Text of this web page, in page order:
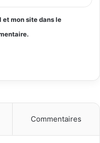
et mon site dans le
Commentaires